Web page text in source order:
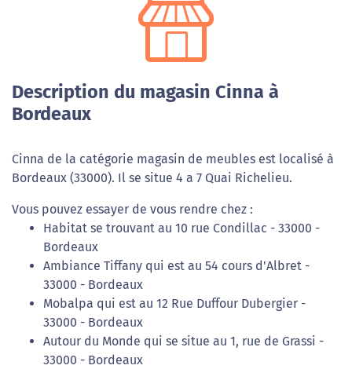
Description du magasin Cinna à
Bordeaux
Cinna de la catégorie magasin de meubles est localisé à
Bordeaux (33000). Il se situe 4 a 7 Quai Richelieu.
Vous pouvez essayer de vous rendre chez :
Habitat se trouvant au 10 rue Condillac - 33000 -
Bordeaux
Ambiance Tiffany qui est au 54 cours d'Albret -
33000 - Bordeaux
Mobalpa qui est au 12 Rue Duffour Dubergier -
33000 - Bordeaux
Autour du Monde qui se situe au 1, rue de Grassi -
33000 - Bordeaux